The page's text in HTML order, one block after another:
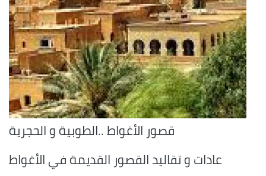
قصور الأغواط ..الطوبية و الحجرية
عادات و تقاليد القصور القديمة في الأغواط